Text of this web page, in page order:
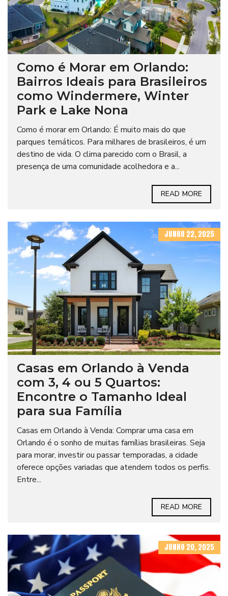
Como é Morar em Orlando:
Bairros Ideais para Brasileiros
como Windermere, Winter
Park e Lake Nona
Como é morar em Orlando: É muito mais do que
parques temáticos. Para milhares de brasileiros, é um
destino de vida. O clima parecido com o Brasil, a
presença de uma comunidade acolhedora e a...
READ MORE
JUNHO 22, 2025
Casas em Orlando à Venda
com 3, 4 ou 5 Quartos:
Encontre o Tamanho Ideal
para sua Família
Casas em Orlando à Venda: Comprar uma casa em
Orlando é o sonho de muitas famílias brasileiras. Seja
para morar, investir ou passar temporadas, a cidade
oferece opções variadas que atendem todos os perfis.
Entre...
READ MORE
JUNHO 20, 2025